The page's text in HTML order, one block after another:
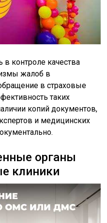
в контроле качества
жалоб в
в страховые
таких
копий документов,
и медицинских
органы
клиники